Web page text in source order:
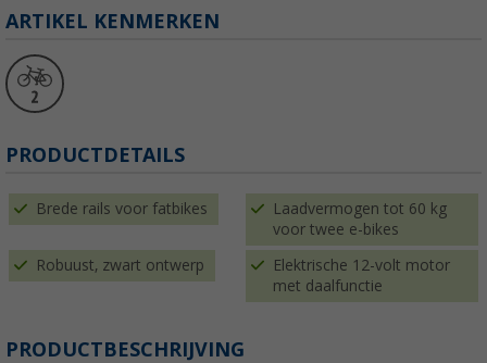
ARTIKEL KENMERKEN
PRODUCTDETAILS
Brede rails voor fatbikes
Laadvermogen tot 60 kg
voor twee e-bikes
Robuust, zwart ontwerp
Elektrische 12-volt motor
met daalfunctie
PRODUCTBESCHRIJVING